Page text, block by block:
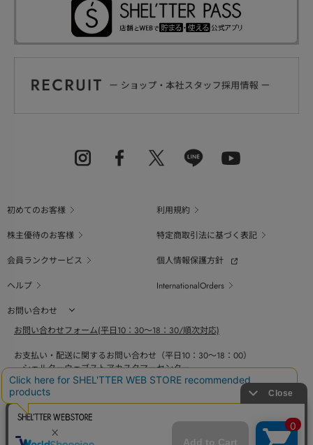
初めてのお客様
利用規約
株主優待のお客様
特定商取引法に基づく表記
会員ランクサービス
個人情報保護方針
ヘルプ
InternationalOrders
お問い合わせ
お問い合わせフォーム(平日10：30～18：30/順次対応)
お支払い・配送に関するお問い合わせ（平日10：30～18：00）
シェルターウェブストアカスタマーセンター
0800-123-6820
商品の素材、サイズ、仕様等に関するお問い合せ（平日10：30～18：00）
バロックジャパンリミテッドコールセンター
03-6730-9191